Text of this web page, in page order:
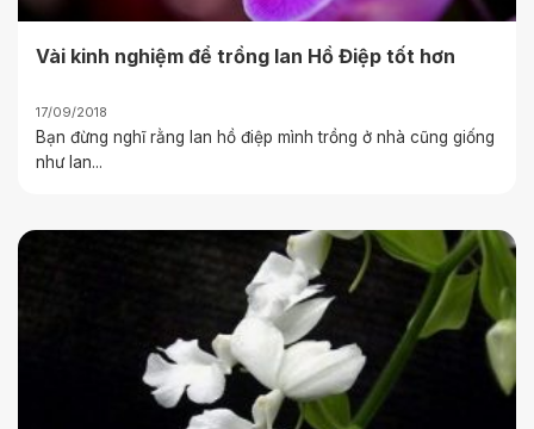
Vài kinh nghiệm để trồng lan Hồ Điệp tốt hơn
17/09/2018
Bạn đừng nghĩ rằng lan hồ điệp mình trồng ở nhà cũng giống
như lan...